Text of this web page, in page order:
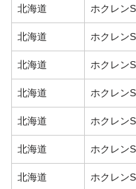
北海道 ホクレン
北海道 ホクレン
北海道 ホクレン
北海道 ホクレン
北海道 ホクレン
北海道 ホクレン
北海道 ホクレン